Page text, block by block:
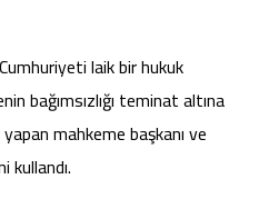
laik bir hukuk
bağımsızlığı teminat altına
mahkeme başkanı ve
kullandı.